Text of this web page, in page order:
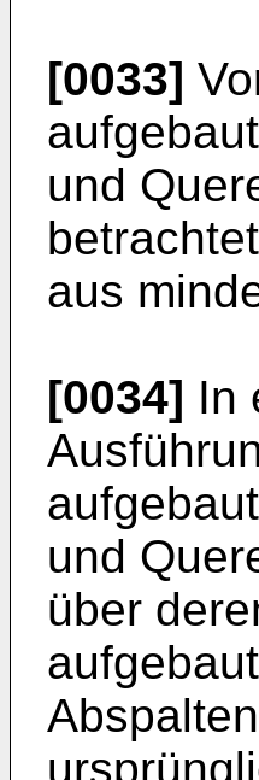
[0033]
und
aus
[0034] In
und
über